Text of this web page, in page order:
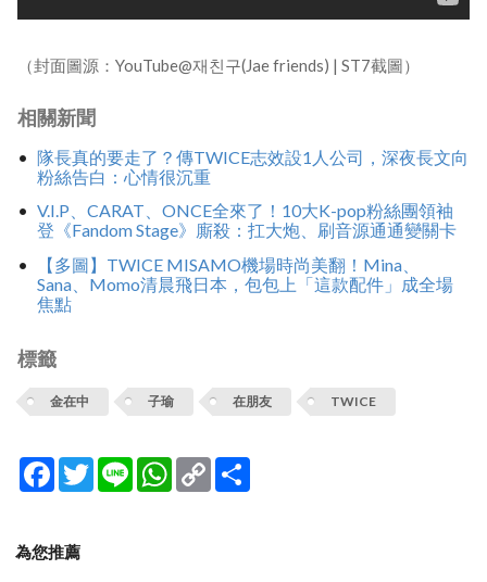
（封面圖源：YouTube@재친구(Jae friends) | ST7截圖）
相關新聞
隊長真的要走了？傳TWICE志效設1人公司，深夜長文向
粉絲告白：心情很沉重
V.I.P、CARAT、ONCE全來了！10大K-pop粉絲團領袖
登《Fandom Stage》廝殺：扛大炮、刷音源通通變關卡
【多圖】TWICE MISAMO機場時尚美翻！Mina、
Sana、Momo清晨飛日本，包包上「這款配件」成全場
焦點
標籤
金在中 子瑜 在朋友 TWICE
Facebook
TwitterLine WhatsApp
Copy
Link
為您推薦